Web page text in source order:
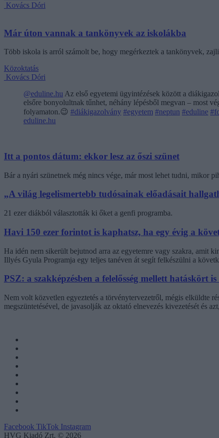
Kovács Dóri
Már úton vannak a tankönyvek az iskolákba
Több iskola is arról számolt be, hogy megérkeztek a tankönyvek,
Közoktatás
Kovács Dóri
@eduline.hu Az első egyetemi ügyintézések között a
elsőre bonyolultnak tűnhet, néhány lépésből megvan – most
folyamaton.😉 #diákigazolvány #egyetem #neptun #eduline
eduline.hu
Itt a pontos dátum: ekkor lesz az őszi szünet
Bár a nyári szünetnek még nincs vége, már most lehet tudni, mikor
„A világ legelismertebb tudósainak előadásait
21 ezer diákból választották ki őket a genfi programba.
Havi 150 ezer forintot is kaphatsz, ha egy évig a
Ha idén nem sikerült bejutnod arra az egyetemre vagy szakra, amit
Illyés Gyula Programja egy teljes tanéven át segít felkészülni a
PSZ: a szakképzésben a felelősség mellett hatáskört
Nem volt közvetlen egyeztetés a törvénytervezetről, mégis elküldte
megszüntetésével, de javasolják az oktató elnevezés kivezetését és
Facebook TikTok Instagram
HVG Kiadó Zrt. © 2026